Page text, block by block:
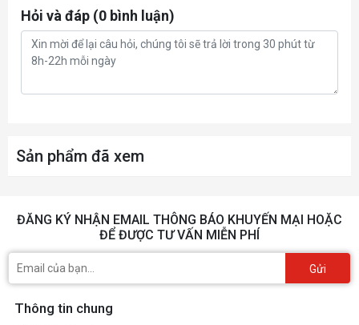
Hỏi và đáp (0 bình luận)
Sản phẩm đã xem
ĐĂNG KÝ NHẬN EMAIL THÔNG BÁO KHUYẾN MẠI HOẶC
ĐỂ ĐƯỢC TƯ VẤN MIỄN PHÍ
Gửi
Thông tin chung